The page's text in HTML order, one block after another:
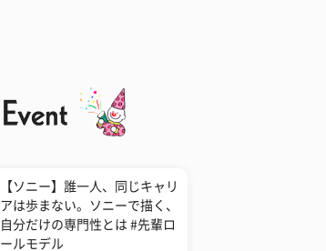
【ソニー】誰一人、同じキャリ
アは歩まない。ソニーで描く、
自分だけの専門性とは #先輩ロ
ールモデル